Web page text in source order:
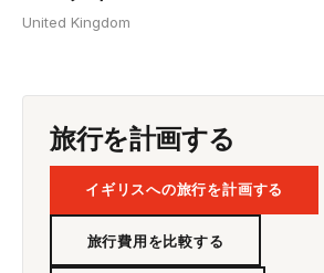
United Kingdom
旅行を計画する
イギリスへの旅行を計画する
旅行費用を比較する